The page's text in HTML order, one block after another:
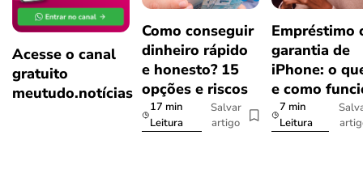
Acesse o canal
gratuito
meutudo.notícias
Como conseguir
dinheiro rápido
e honesto? 15
opções e riscos
17 min
Leitura
Salvar
artigo
Empréstimo
garantia de
iPhone: o
e como
7 min
Leitura